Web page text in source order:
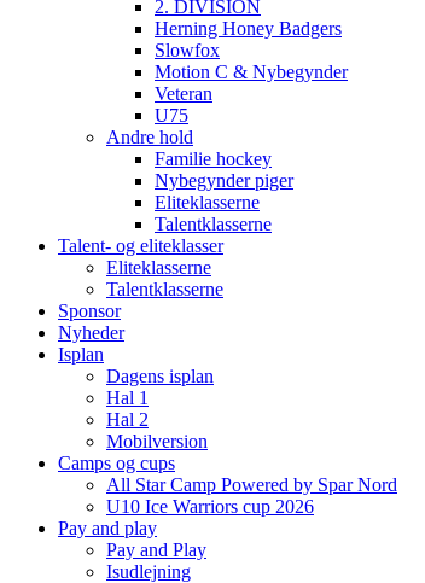
2. DIVISION
Herning Honey Badgers
Slowfox
Motion C & Nybegynder
Veteran
U75
Andre hold
Familie hockey
Nybegynder piger
Eliteklasserne
Talentklasserne
Talent- og eliteklasser
Eliteklasserne
Talentklasserne
Sponsor
Nyheder
Isplan
Dagens isplan
Hal 1
Hal 2
Mobilversion
Camps og cups
All Star Camp Powered by Spar Nord
U10 Ice Warriors cup 2026
Pay and play
Pay and Play
Isudlejning